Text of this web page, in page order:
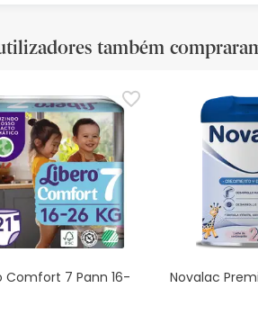
também
Comfort 7 Pann 16-
Novalac